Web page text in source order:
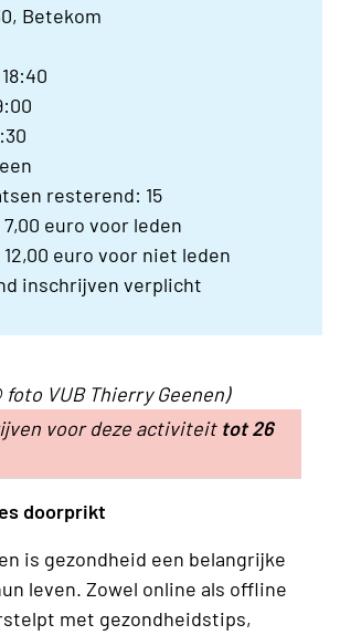
Betekom
resterend: 15
euro voor leden
euro voor niet leden
inschrijven verplicht
VUB Thierry Geenen)
voor deze activiteit tot 26
doorprikt
is gezondheid een belangrijke
leven. Zowel online als offline
met gezondheidstips,